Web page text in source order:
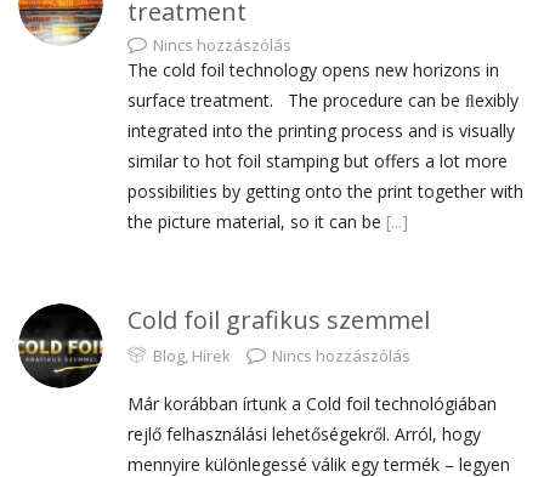
treatment
Nincs hozzászólás
The cold foil technology opens new horizons in
surface treatment. The procedure can be ﬂexibly
integrated into the printing process and is visually
similar to hot foil stamping but offers a lot more
possibilities by getting onto the print together with
the picture material, so it can be [...]
Cold foil grafikus szemmel
Blog, Hírek Nincs hozzászólás
Már korábban írtunk a Cold foil technológiában
rejlő felhasználási lehetőségekről. Arról, hogy
mennyire különlegessé válik egy termék – legyen